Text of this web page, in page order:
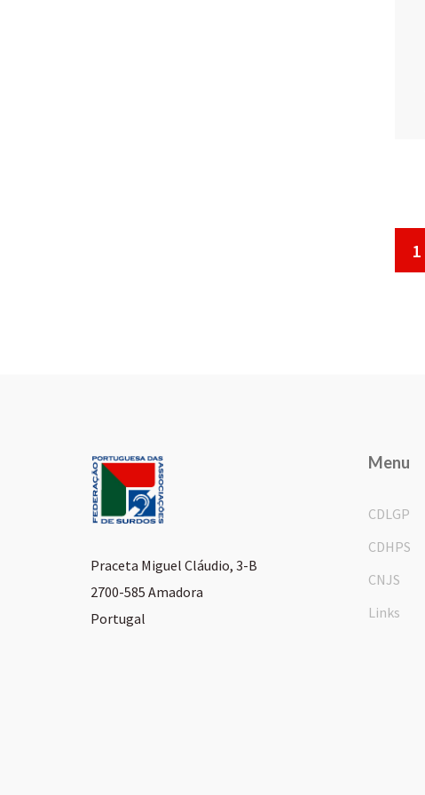
1
Praceta Miguel Cláudio, 3-B
2700-585 Amadora
Portugal
Menu
CDLGP
CDHPS
CNJS
Links